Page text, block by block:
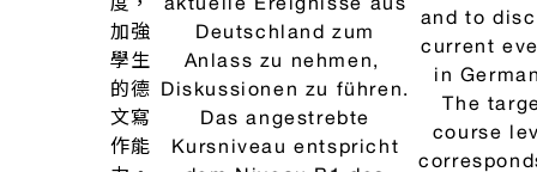
加強
學生
之德
文閱
讀能
力，